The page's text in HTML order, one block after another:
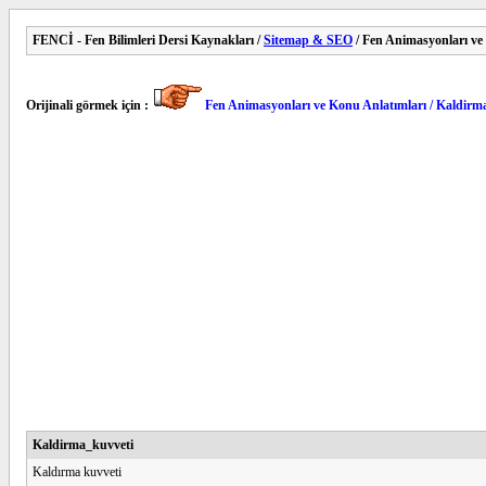
FENCİ - Fen Bilimleri Dersi Kaynakları /Sitemap & SEO / Fen Animasyonları
Orijinali görmek için : Fen Animasyonları ve Konu Anlatımları /
Kaldirma_kuvveti
Kaldırma kuvveti